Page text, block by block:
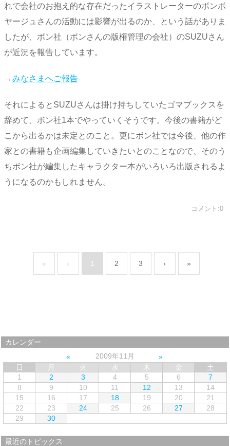
れで会社のお抱え的な存在だったイラストレーターのボンボ
ヤージュさんの活動には影響が出るのか、という話がありま
したが、ボン社（ボンさんの版権管理の会社）のSUZUさん
が近況を報告しています。
→みなさまへご報告
それによるとSUZUさんは掛け持ちしていたゴマブックスを
辞めて、ボン社1本でやっていくそうです。今後の書籍がど
こから出るかは未定とのこと。更にボン社では今後、他の作
家との書籍も企画編集していきたいとのことなので、そのう
ちボン社が編集したキャラクター本がいろいろ出版されるよ
うになるのかもしれません。
コメント:0
« ‹ 1 2 3 › »
カレンダー
2009年11月
日
月 火 水 木 金
土
1
2 3 4 5 6
7
8
9 10 11 12 13
14
15
16 17 18 19 20
21
22
23 24 25 26 27
28
29
30
最近のトピックス